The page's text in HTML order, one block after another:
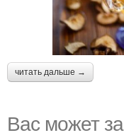
читать дальше →
Вас может